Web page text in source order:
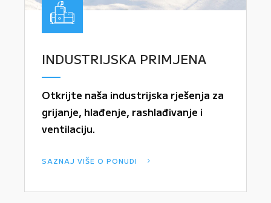
INDUSTRIJSKA PRIMJENA
Otkrijte naša industrijska rješenja za
grijanje, hlađenje, rashlađivanje i
ventilaciju.
SAZNAJ VIŠE O PONUDI